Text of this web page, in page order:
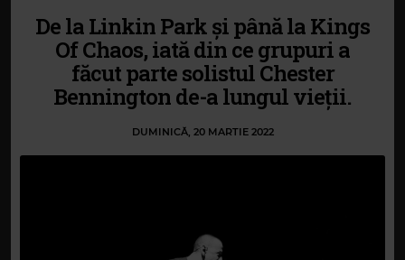
De la Linkin Park și până la Kings
Of Chaos, iată din ce grupuri a
făcut parte solistul Chester
Bennington de-a lungul vieții.
DUMINICĂ, 20 MARTIE 2022